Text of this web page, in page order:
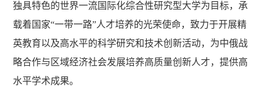
独具特色的世界一流国际化综合性研究型大学为目标，承
载着国家“一带一路”人才培养的光荣使命，致力于开展精
英教育以及高水平的科学研究和技术创新活动，为中俄战
略合作与区域经济社会发展培养高质量创新人才，提供高
水平学术成果。